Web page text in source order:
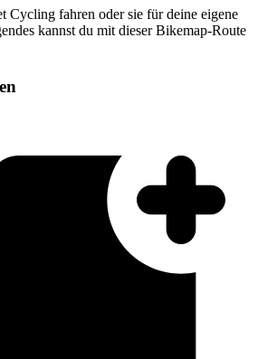
Cycling fahren oder sie für deine eigene
kannst du mit dieser Bikemap-Route